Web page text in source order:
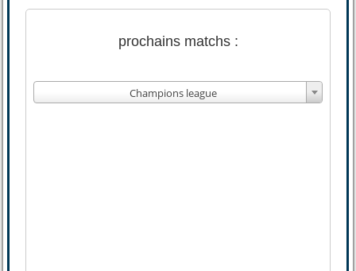
prochains matchs :
Champions league